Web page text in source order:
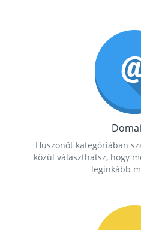
Huszonöt kategóriában
közül választhatsz, hogy
leginkább